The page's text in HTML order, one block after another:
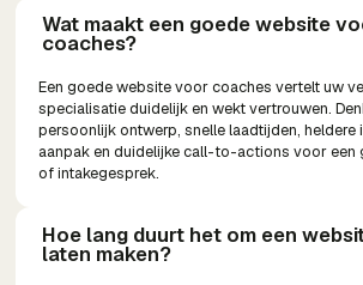
Wat maakt een goede website
coaches?
Een goede website voor coaches vertelt uw
specialisatie duidelijk en wekt vertrouwen.
persoonlijk ontwerp, snelle laadtijden, heldere
aanpak en duidelijke call-to-actions voor een
of intakegesprek.
Hoe lang duurt het om een
laten maken?